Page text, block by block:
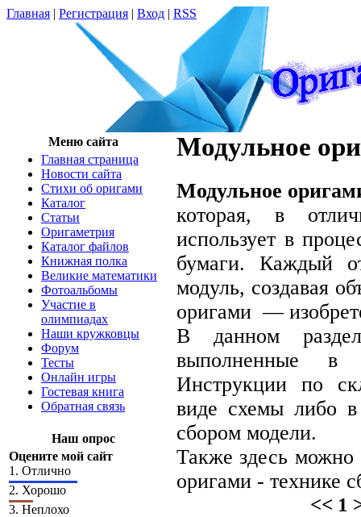
Главная | Регистрация | Вход | RSS
Меню сайта
Главная страница
Новости сайта
Cтихи об оригами
Каталог
Статьи
Оригаметрия
Каталог файлов
Книжная полка
Великие математики
Фотоальбомы
Участие в
олимпиадах
Наши кружковцы
Форум
Тесты
Онлайн игры
Гостевая книга
Обратная связь
Наш опрос
Оцените мой сайт
1. Отлично
2. Хорошо
3. Неплохо
Модульное
Модульное
которая, в
использует в
бумаги. Каждый
модуль, создавая
оригами —
В данном
выполненные в
Инструкции по
виде схемы либо
сбором модели.
Также здесь можно
оригами - технике
<< 1